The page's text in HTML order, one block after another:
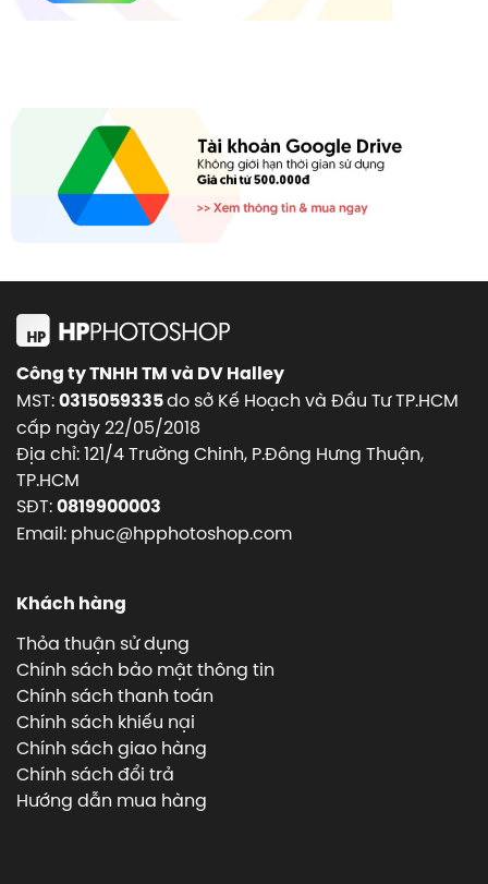
Công ty TNHH TM và DV Halley
MST:0315059335do sở Kế Hoạch và Đầu Tư TP.HCM
cấp ngày 22/05/2018
Địa chỉ: 121/4 Trường Chinh, P.Đông Hưng Thuận,
TP.HCM
SĐT:0819900003
Email: phuc@hpphotoshop.com
Khách hàng
Thỏa thuận sử dụng
Chính sách bảo mật thông tin
Chính sách thanh toán
Chính sách khiếu nại
Chính sách giao hàng
Chính sách đổi trả
Hướng dẫn mua hàng